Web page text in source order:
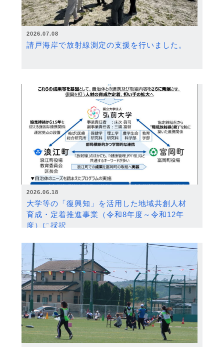
2026.07.08
請戸海岸で放射線測定の支援を行いました。
2026.06.18
大学等の「復興知」を活用した地域共創人材
育成・定着推進事業（令和8年度～令和12年
度）に採択